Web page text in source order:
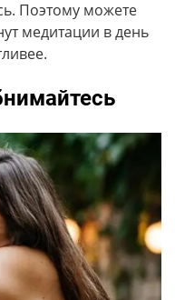
Поэтому можете
медитации в день